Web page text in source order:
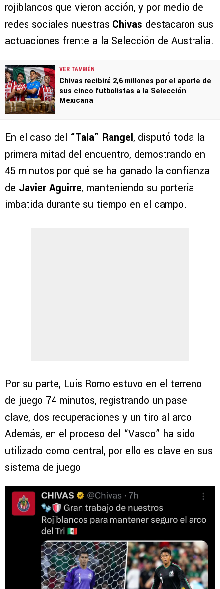
rojiblancos que vieron acción, y por medio de
redes sociales nuestras Chivas destacaron sus
actuaciones frente a la Selección de Australia.
VER TAMBIÉN
Chivas recibirá 2,6 millones por el aporte de
sus cinco futbolistas a la Selección
Mexicana
En el caso del “Tala” Rangel, disputó toda la
primera mitad del encuentro, demostrando en
45 minutos por qué se ha ganado la confianza
de Javier Aguirre, manteniendo su portería
imbatida durante su tiempo en el campo.
Por su parte, Luis Romo estuvo en el terreno
de juego 74 minutos, registrando un pase
clave, dos recuperaciones y un tiro al arco.
Además, en el proceso del “Vasco” ha sido
utilizado como central, por ello es clave en sus
sistema de juego.